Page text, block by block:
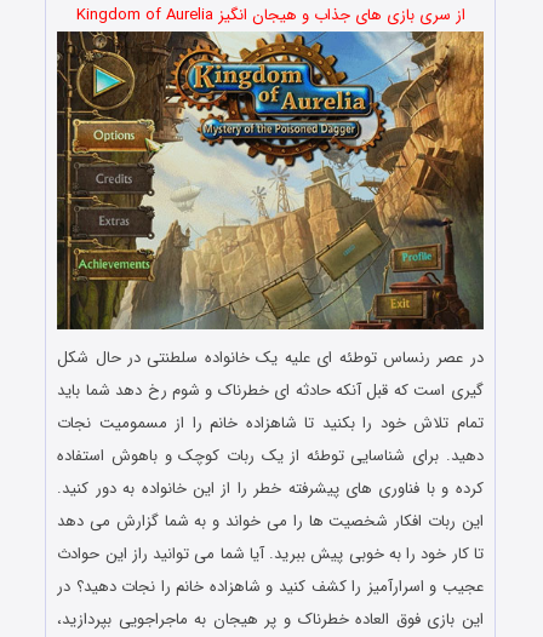
از سری بازی های جذاب و هیجان انگیز Kingdom of Aurelia
در عصر رنساس توطئه ای علیه یک خانواده سلطنتی در حال شکل
گیری است که قبل آنکه حادثه ای خطرناک و شوم رخ دهد شما باید
تمام تلاش خود را بکنید تا شاهزاده خانم را از مسمومیت نجات
دهید. برای شناسایی توطئه از یک ربات کوچک و باهوش استفاده
کرده و با فناوری های پیشرفته خطر را از این خانواده به دور کنید.
این ربات افکار شخصیت ها را می خواند و به شما گزارش می دهد
تا کار خود را به خوبی پیش ببرید. آیا شما می توانید راز این حوادث
عجیب و اسرارآمیز را کشف کنید و شاهزاده خانم را نجات دهید؟ در
این بازی فوق العاده خطرناک و پر هیجان به ماجراجویی بپردازید،